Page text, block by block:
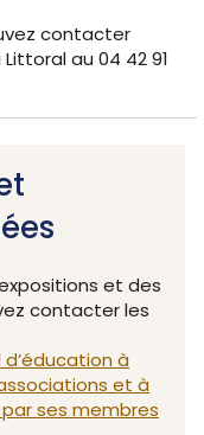
contacter
Littoral au 04 42 91
et des
contacter les
d’éducation à
et à
ses membres